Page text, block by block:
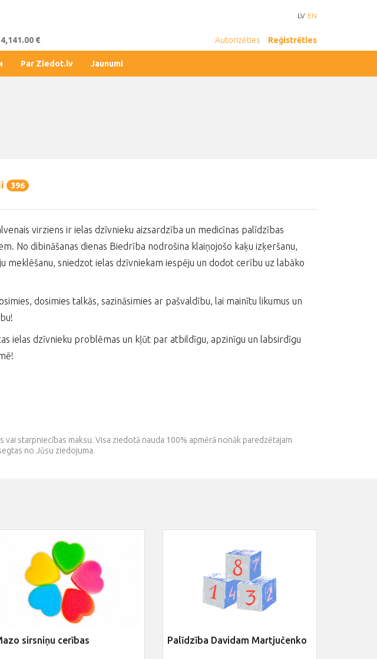
LV EN
4,141.00 € Autorizēties Reģistrēties
Par Ziedot.lv Jaunumi
396
virziens ir ielas dzīvnieku aizsardzība un medicīnas palīdzības
No dibināšanas dienas Biedrība nodrošina klaiņojošo kaķu izķeršanu,
meklēšanu, sniedzot ielas dzīvniekam iespēju un dodot cerību uz labāko
dosimies talkās, sazināsimies ar pašvaldību, lai mainītu likumus un
ielas dzīvnieku problēmas un kļūt par atbildīgu, apzinīgu un labsirdīgu
starpniecības maksu. Visa ziedotā nauda 100% apmērā nonāk paredzētajam
no Jūsu ziedojuma.
sirsniņu cerības Palīdzība Davidam Martjučenko